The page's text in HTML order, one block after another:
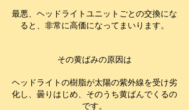
最悪、ヘッドライトユニットごとの交換にな
ると、非常に高価になってまいります。
その黄ばみの原因は
ヘッドライトの樹脂が太陽の紫外線を受け劣
化し、曇りはじめ、そのうち黄ばんでくるの
です。